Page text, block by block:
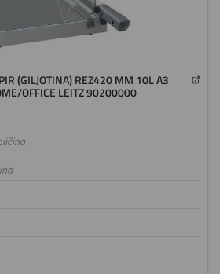
(GILJOTINA) REZ420 MM 10L A3
OFFICE LEITZ 90200000